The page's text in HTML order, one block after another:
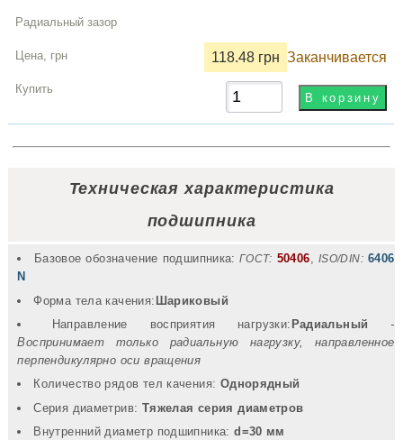
Радиальный
грн
Купить
118.48 грн Заканчивается
Техническая характеристика
подшипника
Базовое обозначение подшипника: ГОСТ: 50406, ISO/DIN: 6406
N
Форма тела качения: Шариковый
Направление восприятия нагрузки: Радиальный
-
Воспринимает только радиальную нагрузку, направленное
перпендикулярно оси вращения
Количество рядов тел качения: Однорядный
Серия диаметрив: Тяжелая серия диаметров
Внутренний диаметр подшипника:d=30 мм